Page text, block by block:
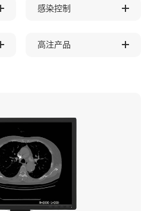
感染控制
高注产品